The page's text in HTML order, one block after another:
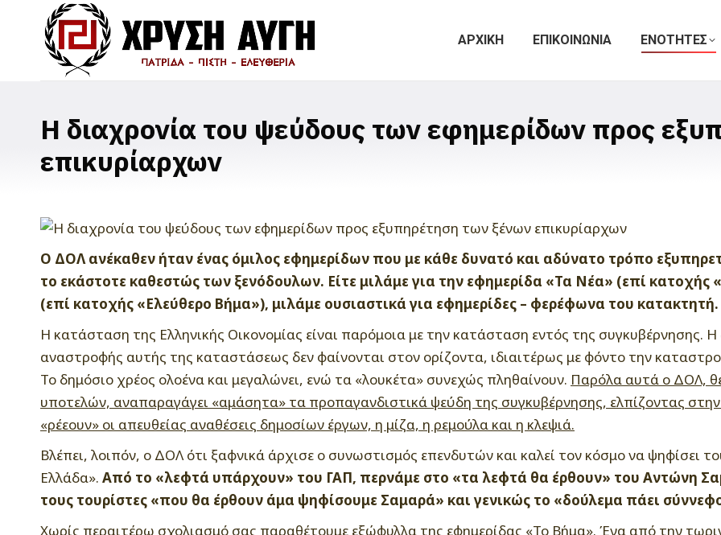
ΑΡΧΙΚΗ ΕΠΙΚΟΙΝΩΝΙΑ ΕΝΟΤΗΤΕΣ
Η διαχρονία του ψεύδους των εφημερίδων προς
επικυρίαρχων
Ο ΔΟΛ ανέκαθεν ήταν ένας όμιλος εφημερίδων που με κάθε δυνατό και αδύνατο τρόπο
το εκάστοτε καθεστώς των ξενόδουλων. Είτε μιλάμε για την εφημερίδα «Τα Νέα» (επί κατοχής
(επί κατοχής «Ελεύθερο Βήμα»), μιλάμε ουσιαστικά για εφημερίδες – φερέφωνα του κατακτητή.
Η κατάσταση της Ελληνικής Οικονομίας είναι παρόμοια με την κατάσταση εντός της συγκυβέρνησης.
αναστροφής αυτής της καταστάσεως δεν φαίνονται στον ορίζοντα, ιδιαιτέρως με φόντο την
Το δημόσιο χρέος ολοένα και μεγαλώνει, ενώ τα «λουκέτα» συνεχώς πληθαίνουν. Παρόλα αυτά ο ΔΟΛ,
υποτελών, αναπαραγάγει «αμάσητα» τα προπαγανδιστικά ψεύδη της συγκυβέρνησης, ελπίζοντας
«ρέεουν» οι απευθείας αναθέσεις δημοσίων έργων, η μίζα, η ρεμούλα και η κλεψιά.
Βλέπει, λοιπόν, ο ΔΟΛ ότι ξαφνικά άρχισε ο συνωστισμός επενδυτών και καλεί τον κόσμο να ψηφίσει
Ελλάδα». Από το «λεφτά υπάρχουν» του ΓΑΠ, περνάμε στο «τα λεφτά θα έρθουν» του Αντώνη
τους τουρίστες «που θα έρθουν άμα ψηφίσουμε Σαμαρά» και γενικώς το «δούλεμα πάει
Χωρίς περαιτέρω σχολιασμό σας παραθέτουμε εξώφυλλα της εφημερίδας «Το Βήμα». Ένα από την